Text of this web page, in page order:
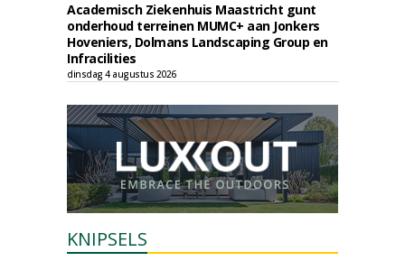
Academisch Ziekenhuis Maastricht gunt
onderhoud terreinen MUMC+ aan Jonkers
Hoveniers, Dolmans Landscaping Group en
Infracilities
dinsdag 4 augustus 2026
KNIPSELS